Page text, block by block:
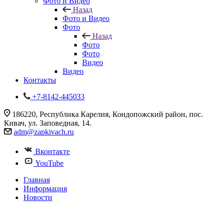
Назад
Фото и Видео
Фото
Назад
Фото
Фото
Видео
Видео
Контакты
+7-8142-445033
186220, Республика Карелия, Кондопожский район, пос.
Кивач, ул. Заповедная, 14.
adm@zapkivach.ru
Вконтакте
YouTube
Главная
Информация
Новости